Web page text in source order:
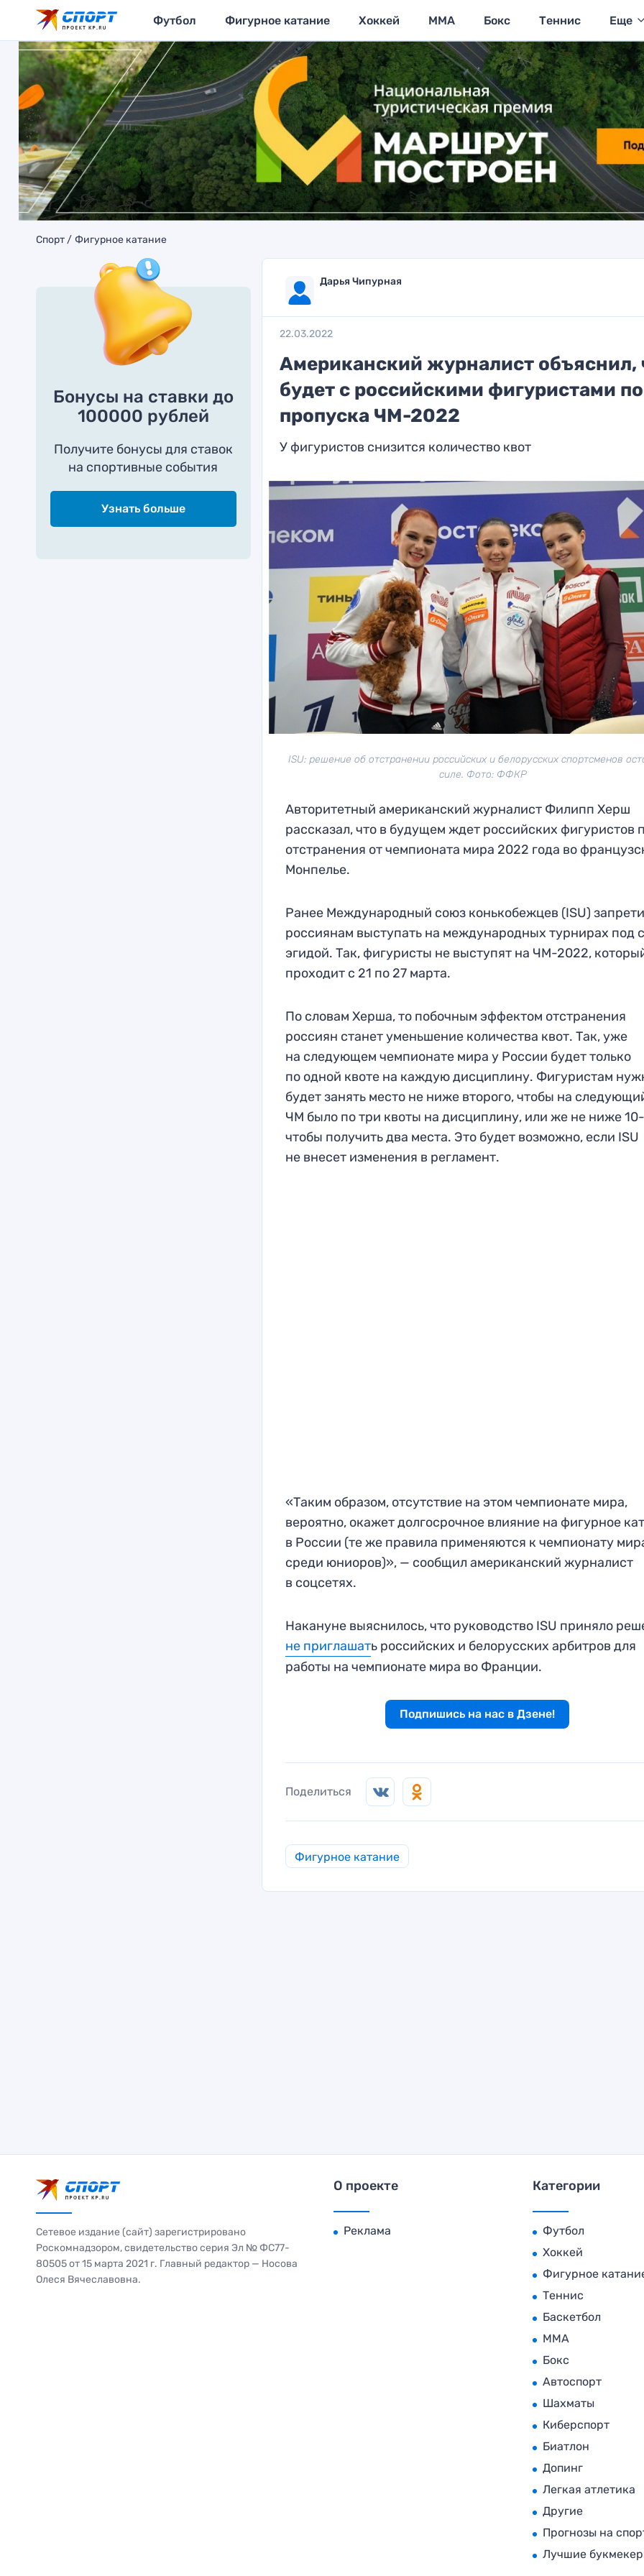
Футбол Фигурное катание Хоккей MMA Бокс Теннис Еще
Спорт Фигурное катание
Бонусы на ставки до
100000 рублей
Получите бонусы для ставок
на спортивные события
Узнать больше
Дарья Чипурная
22.03.2022
Американский журналист объяснил,
будет с российскими фигуристами
пропуска ЧМ-2022
У фигуристов снизится количество квот
ISU: решение об отстранении российских и белорусских спортсменов
силе. Фото: ФФКР
Авторитетный американский журналист Филипп Херш
рассказал, что в будущем ждет российских фигуристов
отстранения от чемпионата мира 2022 года во
Монпелье.
Ранее Международный союз конькобежцев (ISU)
россиянам выступать на международных турнирах под
эгидой. Так, фигуристы не выступят на ЧМ-2022,
проходит с 21 по 27 марта.
По словам Херша, то побочным эффектом отстранения
россиян станет уменьшение количества квот. Так, уже
на следующем чемпионате мира у России будет только
по одной квоте на каждую дисциплину. Фигуристам
будет занять место не ниже второго, чтобы на
ЧМ было по три квоты на дисциплину, или же не ниже
чтобы получить два места. Это будет возможно, если ISU
не внесет изменения в регламент.
«Таким образом, отсутствие на этом чемпионате мира,
вероятно, окажет долгосрочное влияние на фигурное
в России (те же правила применяются к чемпионату
среди юниоров)», — сообщил американский журналист
в соцсетях.
Накануне выяснилось, что руководство ISU приняло
не приглашать российских и белорусских арбитров для
работы на чемпионате мира во Франции.
Подпишись на нас в Дзене!
Поделиться
Фигурное катание
Сетевое издание (сайт) зарегистрировано
Роскомнадзором, свидетельство серия Эл № ФС77-
80505 от 15 марта 2021 г. Главный редактор — Носова
Олеся Вячеславовна.
О проекте
Реклама
Категории
Футбол
Хоккей
Фигурное
Теннис
Баскетбол
MMA
Бокс
Автоспорт
Шахматы
Киберспорт
Биатлон
Допинг
Легкая атлетика
Другие
Прогнозы на
Лучшие